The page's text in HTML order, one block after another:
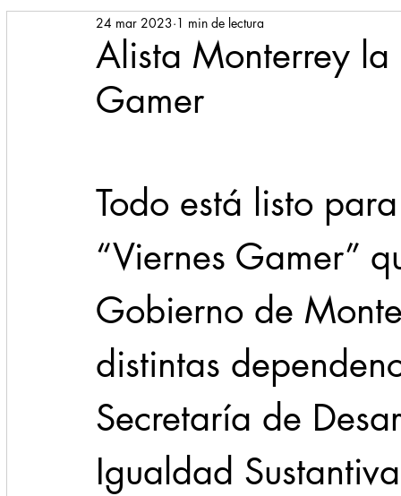
Santa Catarina San Pedro Garza Garcia
Espectaculos Clima
Seguridad 31abr
Alista Monterrey
Gamer
24 mar 2023 1 min de lectura
Todo está listo
“Viernes Gamer”
Gobierno de
distintas
Secretaría de
Igualdad